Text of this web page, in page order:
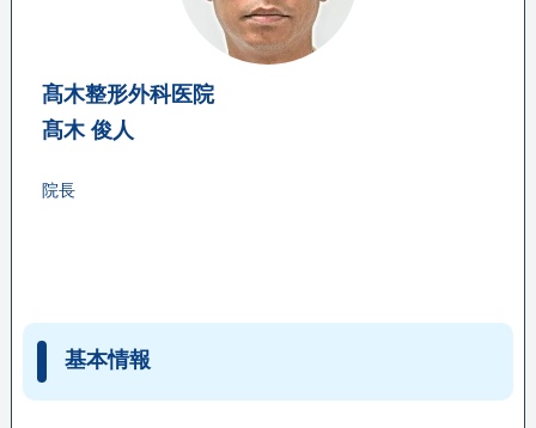
髙木整形外科医院
髙木 俊人
院長
基本情報